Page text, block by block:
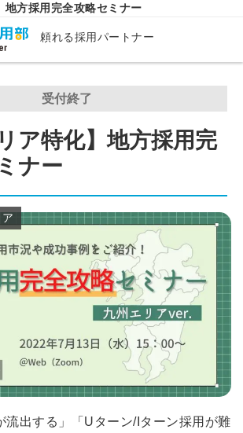
地方採用完全攻略セミナー
頼れる採用パートナー
受付終了
ア特化】地方採用完
ナー
流出する」「Uターン/Iターン採用が難